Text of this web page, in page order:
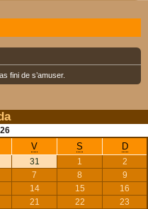
fini de s’amuser.
V S D
31 1
2
7 8
9
14 15
16
21 22
23